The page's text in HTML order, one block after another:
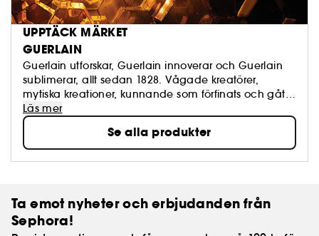
UPPTÄCK MÄRKET
GUERLAIN
Guerlain utforskar, Guerlain innoverar och Guerlain
sublimerar, allt sedan 1828. Vågade kreatörer,
mytiska kreationer, kunnande som förfinats och gått i
arv. Skönhetskulten är märkets signum. Dag efter dag
arbetar Guerlain för att framhäva kvinnor, alla
kvinnor. Löftet om lustfylld och strålande skönhet och
en filosofi inkarnerad på en plats: Maison Guerlain
på Champs-Elysées nr. 68.
Läs mer
Se alla produkter
Ta emot nyheter och erbjudanden från
Sephora!